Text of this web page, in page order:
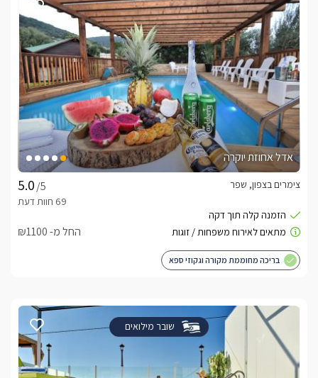
אדל אחוזת יוקרה
/5
צימרים בצפון, שפר
החל מ- ₪1100
בריכה מחוממת מקורה וגקוזי ספא
שובר מילואים